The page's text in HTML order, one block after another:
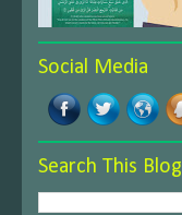
Social Media
Search This Blog